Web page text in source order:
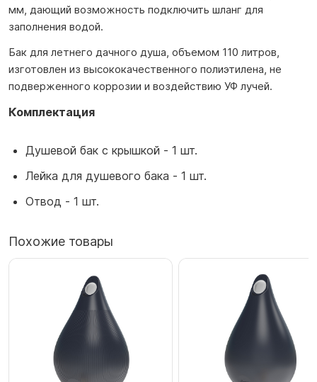
мм, дающий возможность подключить шланг для
заполнения водой.
Бак для летнего дачного душа, объемом 110 литров,
изготовлен из высококачественного полиэтилена, не
подверженного коррозии и воздействию УФ лучей.
Комплектация
Душевой бак с крышкой - 1 шт.
Лейка для душевого бака - 1 шт.
Отвод - 1 шт.
Похожие товары